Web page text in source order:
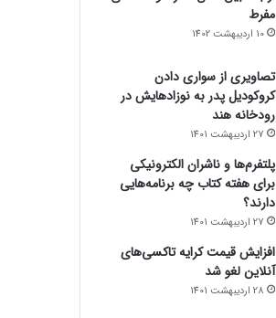
مفرط
10 اردیبهشت 1402
تصاویری از سواری دادن
کروکودیل پدر به نوزادهایش در
رودخانه هند
27 اردیبهشت 1401
پلتفرم‌ها و ناشران الکترونیکی
برای هفته کتاب چه برنامه‌هایی
دارند؟
27 اردیبهشت 1401
افزایش قیمت کرایه تاکسی‌های
آنلاین لغو شد
28 اردیبهشت 1401